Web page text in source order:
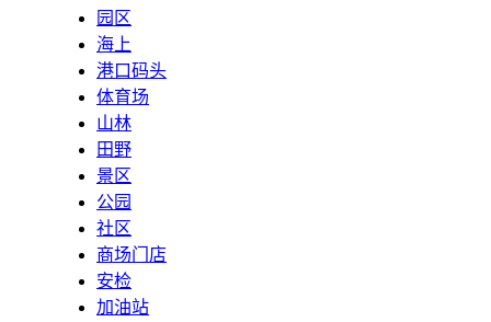
园区
海上
港口码头
体育场
山林
田野
景区
公园
社区
商场门店
安检
加油站